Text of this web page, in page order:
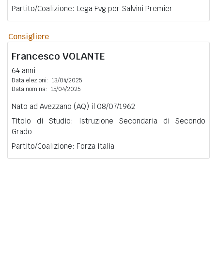
Partito/Coalizione: Lega Fvg per Salvini Premier
Consigliere
Francesco VOLANTE
64 anni
Data elezioni: 13/04/2025
Data nomina: 15/04/2025
Nato ad Avezzano (AQ) il 08/07/1962
Titolo di Studio: Istruzione Secondaria di Secondo
Grado
Partito/Coalizione: Forza Italia